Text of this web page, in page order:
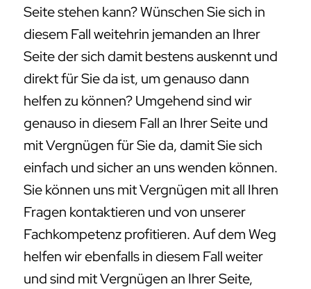
Seite stehen kann? Wünschen Sie sich in
diesem Fall weitehrin jemanden an Ihrer
Seite der sich damit bestens auskennt und
direkt für Sie da ist, um genauso dann
helfen zu können? Umgehend sind wir
genauso in diesem Fall an Ihrer Seite und
mit Vergnügen für Sie da, damit Sie sich
einfach und sicher an uns wenden können.
Sie können uns mit Vergnügen mit all Ihren
Fragen kontaktieren und von unserer
Fachkompetenz profitieren. Auf dem Weg
helfen wir ebenfalls in diesem Fall weiter
und sind mit Vergnügen an Ihrer Seite,